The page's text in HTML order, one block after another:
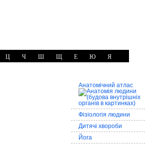
Ц Ч Ш Щ Е Ю Я
Анатомічний атлас
Фізіологія людини
Дитячі хвороби
Йога